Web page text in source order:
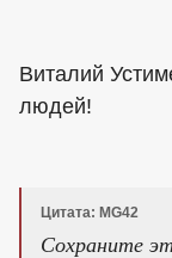
Виталий
людей!
Цитата: MG42
Сохраните